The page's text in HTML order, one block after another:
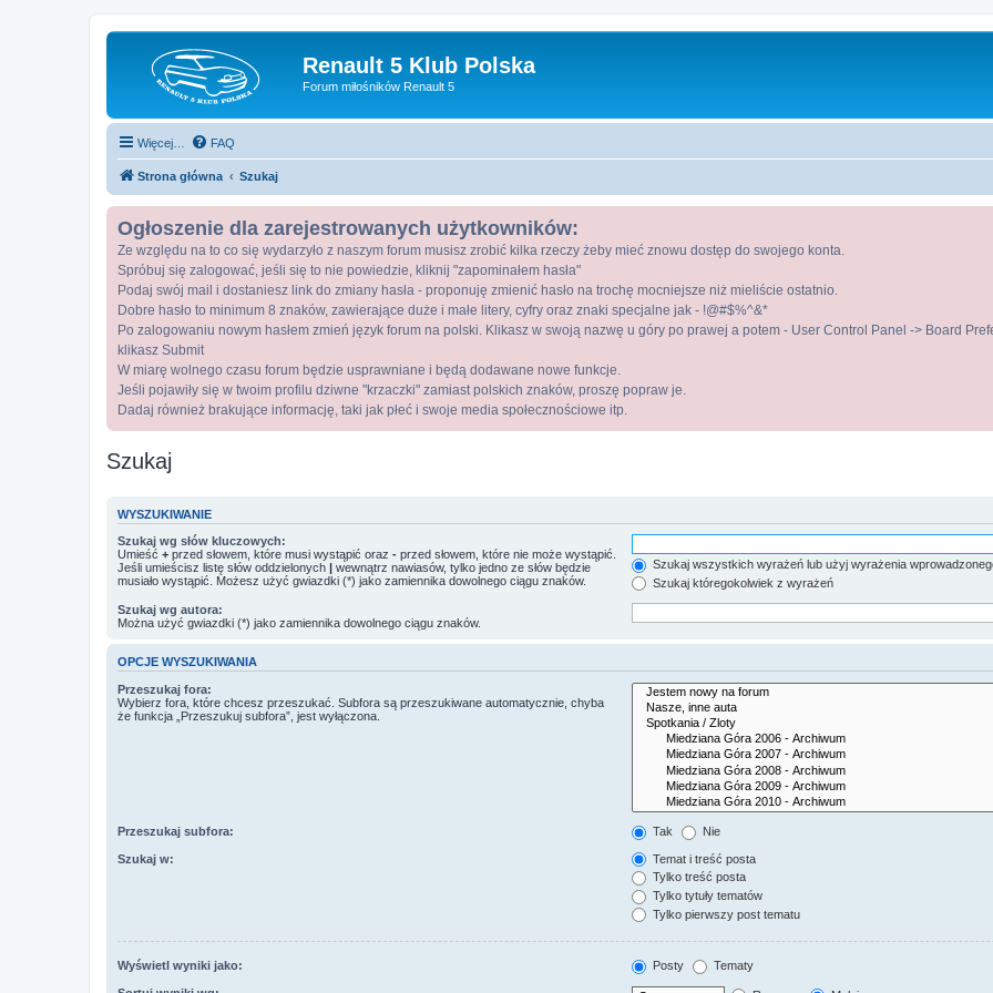
Renault 5 Klub Polska
Forum miłośników Renault 5
Więcej… FAQ
Strona główna Szukaj
Ogłoszenie dla zarejestrowanych użytkowników:
Ze względu na to co się wydarzyło z naszym forum musisz zrobić kilka rzeczy żeby mieć znowu dostęp do swojego konta.
Spróbuj się zalogować, jeśli się to nie powiedzie, kliknij "zapominałem hasła"
Podaj swój mail i dostaniesz link do zmiany hasła - proponuję zmienić hasło na trochę mocniejsze niż mieliście ostatnio.
Dobre hasło to minimum 8 znaków, zawierające duże i małe litery, cyfry oraz znaki specjalne jak - !@#$%^&*
Po zalogowaniu nowym hasłem zmień język forum na polski. Klikasz w swoją nazwę u góry po prawej a potem - User Control Panel -> Board
klikasz Submit
W miarę wolnego czasu forum będzie usprawniane i będą dodawane nowe funkcje.
Jeśli pojawiły się w twoim profilu dziwne "krzaczki" zamiast polskich znaków, proszę popraw je.
Dadaj również brakujące informację, taki jak płeć i swoje media społecznościowe itp.
Szukaj
WYSZUKIWANIE
Szukaj wg słów kluczowych:
Umieść + przed słowem, które musi wystąpić oraz - przed słowem, które nie może wystąpić.
Jeśli umieścisz listę słów oddzielonych | wewnątrz nawiasów, tylko jedno ze słów będzie
musiało wystąpić. Możesz użyć gwiazdki (*) jako zamiennika dowolnego ciągu znaków.
Szukaj wszystkich wyrażeń lub użyj wyrażenia
Szukaj któregokolwiek z wyrażeń
Szukaj wg autora:
Można użyć gwiazdki (*) jako zamiennika dowolnego ciągu znaków.
OPCJE WYSZUKIWANIA
Przeszukaj fora:
Wybierz fora, które chcesz przeszukać. Subfora są przeszukiwane automatycznie, chyba
że funkcja „Przeszukuj subfora”, jest wyłączona.
Przeszukaj subfora: Tak Nie
Szukaj w:
Temat i treść posta
Tylko treść posta
Tylko tytuły tematów
Tylko pierwszy post tematu
Wyświetl wyniki jako: Posty Tematy